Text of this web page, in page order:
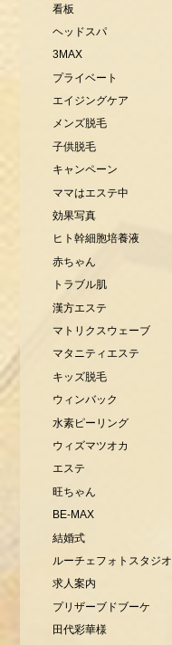
看板
ヘッドスパ
3MAX
プライベート
エイジングケア
メンズ脱毛
子供脱毛
キャンペーン
ママはエステ中
効果写真
ヒト幹細胞培養液
赤ちゃん
トラブル肌
漢方エステ
マトリクスウェーブ
マタニティエステ
キッズ脱毛
ウィンバック
水素ピーリング
ウィズマツオカ
エステ
旺ちゃん
BE-MAX
結婚式
ルーチェフォトスタジオ
求人案内
プリザーブドブーケ
田代彩華様